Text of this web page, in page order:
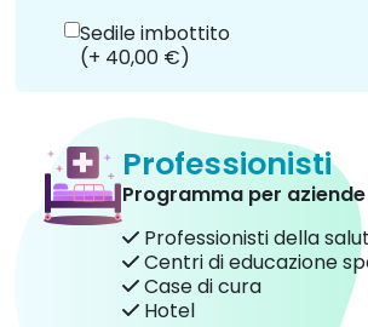
Sedile imbottito
(+ 40,00 €)
Professionisti
Programma per
Professionisti della
Centri di educazione
Case di cura
Hotel